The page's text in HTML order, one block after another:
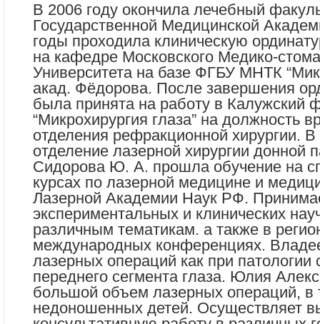
В 2006 году окончила лечебный
Государственной Медицинской
годы проходила клиническую
на кафедре Московского Медико-
Университета на базе ФГБУ МНТК
акад. Фёдорова. После завершения
была принята на работу в
“Микрохирургия глаза” на должность
отделения рефракционной хирургии. В
отделение лазерной хирургии донной
Сидорова Ю. А. прошла обучение на
курсах по лазерной медицине и
Лазерной Академии Наук РФ.
экспериментальных и клинических
различным тематикам. а также в
международных конференциях.
лазерных операций как при патологии
переднего сегмента глаза. Юлия
большой объем лазерных операций, в
недоношенных детей. Осуществляет